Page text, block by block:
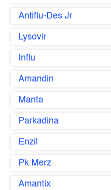
Antiflu-Des Jr
Lysovir
Influ
Amandin
Manta
Parkadina
Enzil
Pk Merz
Amantix